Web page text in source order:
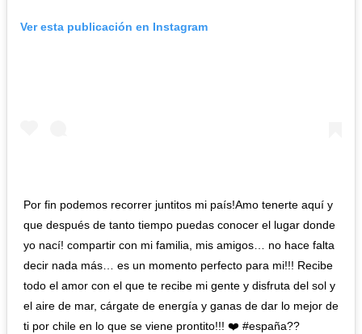
Ver esta publicación en Instagram
Por fin podemos recorrer juntitos mi país!Amo tenerte aquí y
que después de tanto tiempo puedas conocer el lugar donde
yo nací! compartir con mi familia, mis amigos… no hace falta
decir nada más… es un momento perfecto para mi!!! Recibe
todo el amor con el que te recibe mi gente y disfruta del sol y
el aire de mar, cárgate de energía y ganas de dar lo mejor de
ti por chile en lo que se viene prontito!!! ❤️ #españa??